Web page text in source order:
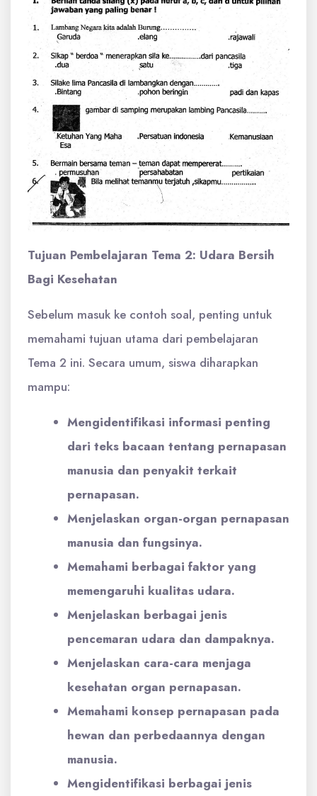
Tujuan Pembelajaran Tema 2: Udara Bersih
Bagi Kesehatan
Sebelum masuk ke contoh soal, penting untuk
memahami tujuan utama dari pembelajaran
Tema 2 ini. Secara umum, siswa diharapkan
mampu:
Mengidentifikasi informasi penting
dari teks bacaan tentang pernapasan
manusia dan penyakit terkait
pernapasan.
Menjelaskan organ-organ pernapasan
manusia dan fungsinya.
Memahami berbagai faktor yang
memengaruhi kualitas udara.
Menjelaskan berbagai jenis
pencemaran udara dan dampaknya.
Menjelaskan cara-cara menjaga
kesehatan organ pernapasan.
Memahami konsep pernapasan pada
hewan dan perbedaannya dengan
manusia.
Mengidentifikasi berbagai jenis